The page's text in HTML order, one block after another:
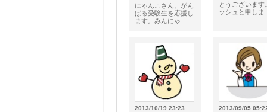
にゃんこさん、がん
ばる受験生を応援し
ます。みんにゃ...
とうございます
ッシュと申しま
2013/10/19 23:23 2013/09/05